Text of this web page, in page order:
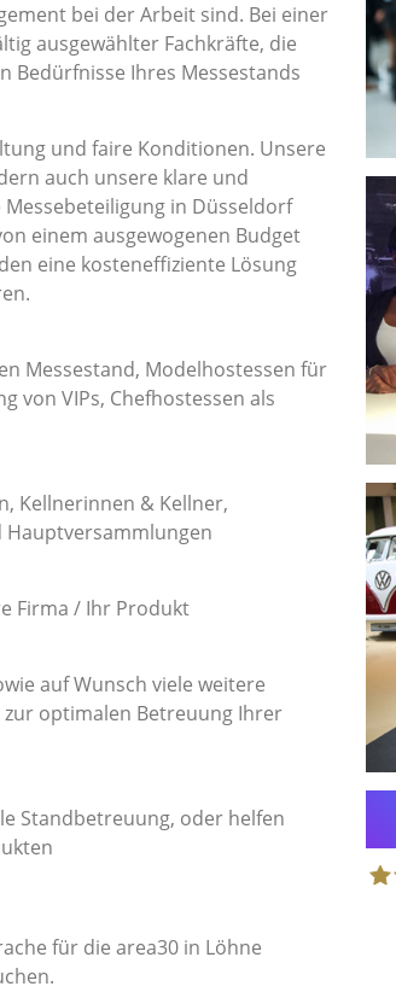
bei der Arbeit sind. Bei einer
ausgewählter Fachkräfte, die
Bedürfnisse Ihres Messestands
und faire Konditionen. Unsere
auch unsere klare und
in Düsseldorf
einem ausgewogenen Budget
eine kosteneffiziente Lösung
Messestand, Modelhostessen für
von VIPs, Chefhostessen als
Kellnerinnen & Kellner,
Hauptversammlungen
Firma / Ihr Produkt
auf Wunsch viele weitere
zur optimalen Betreuung Ihrer
Standbetreuung, oder helfen
für die area30 in Löhne